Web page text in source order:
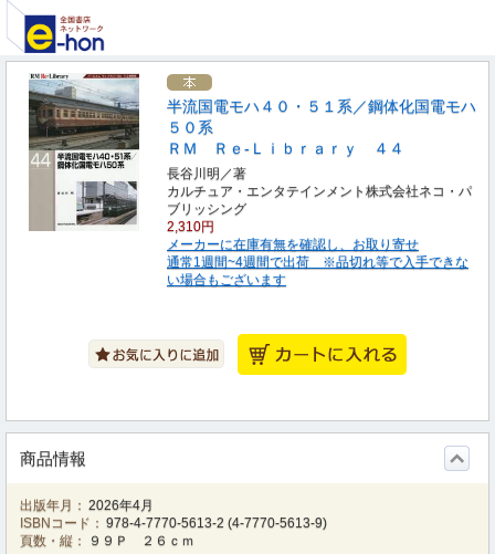
半流国電モハ４０・５１系／鋼体化国電モハ
５０系
ＲＭ Ｒｅ‐Ｌｉｂｒａｒｙ ４４
長谷川明／著
カルチュア・エンタテインメント株式会社ネコ・パ
ブリッシング
2,310円
メーカーに在庫有無を確認し、お取り寄せ
通常1週間~4週間で出荷 ※品切れ等で入手できな
い場合もございます
商品情報
出版年月： 2026年4月
ISBNコード： 978-4-7770-5613-2 (4-7770-5613-9)
頁数・縦：
９９Ｐ ２６ｃｍ